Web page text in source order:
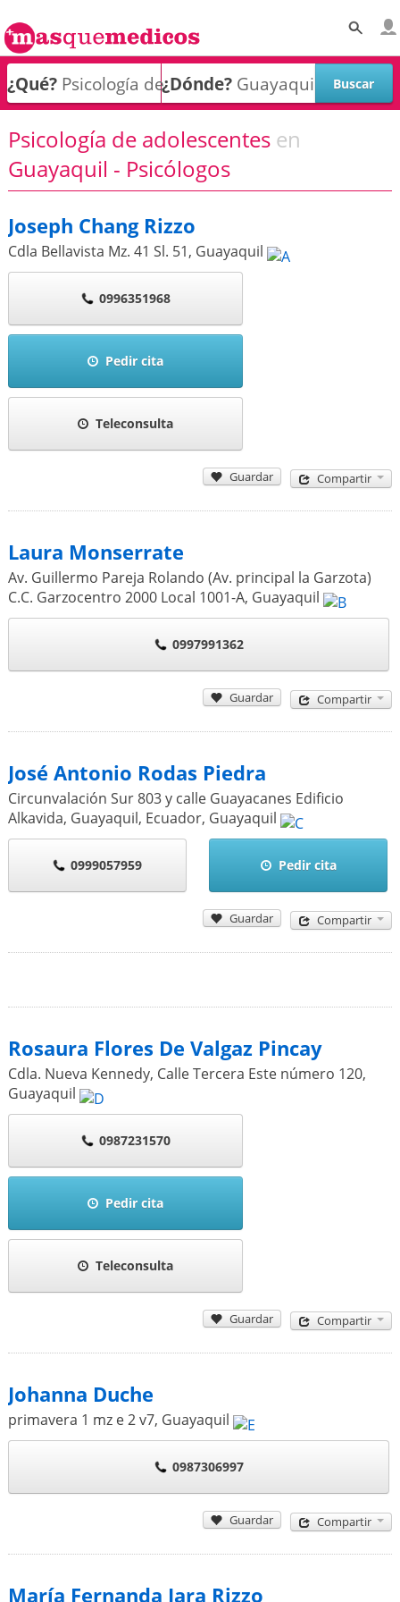
¿Qué? ¿Dónde?
Psicología de adolescentes en
Guayaquil - Psicólogos
Joseph Chang Rizzo
Cdla Bellavista Mz. 41 Sl. 51, Guayaquil
0996351968
Pedir cita
Teleconsulta
Guardar Compartir
Laura Monserrate
Av. Guillermo Pareja Rolando (Av. principal la Garzota)
C.C. Garzocentro 2000 Local 1001-A, Guayaquil
0997991362
Guardar Compartir
José Antonio Rodas Piedra
Circunvalación Sur 803 y calle Guayacanes Edificio
Alkavida, Guayaquil, Ecuador, Guayaquil
0999057959 Pedir cita
Guardar Compartir
Rosaura Flores De Valgaz Pincay
Cdla. Nueva Kennedy, Calle Tercera Este número 120,
Guayaquil
0987231570
Pedir cita
Teleconsulta
Guardar Compartir
Johanna Duche
primavera 1 mz e 2 v7, Guayaquil
0987306997
Guardar Compartir
María Fernanda Jara Rizzo